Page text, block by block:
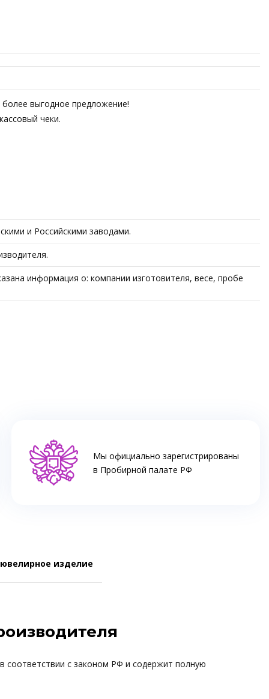
выгодное предложение!
чеки.
и Российскими заводами.
информация о: компании изготовителя, весе, пробе
Мы официально зарегистрированы
в Пробирной палате РФ
изделие
соответствии с законом РФ и содержит полную